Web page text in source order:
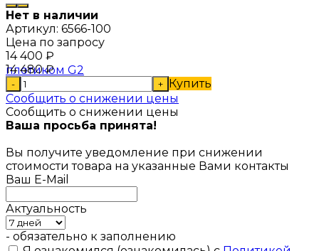
Нет в наличии
Артикул: 6566-100
Цена по запросу
14 400 ₽
14 480₽
- + Купить
Сообщить о снижении цены
Сообщить о снижении цены
Ваша просьба принята!
Вы получите уведомление при снижении
стоимости товара на указанные Вами контакты
Ваш E-Mail
Актуальность
- обязательно к заполнению